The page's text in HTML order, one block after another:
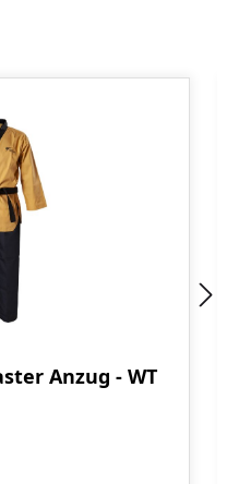
Anzug - WT